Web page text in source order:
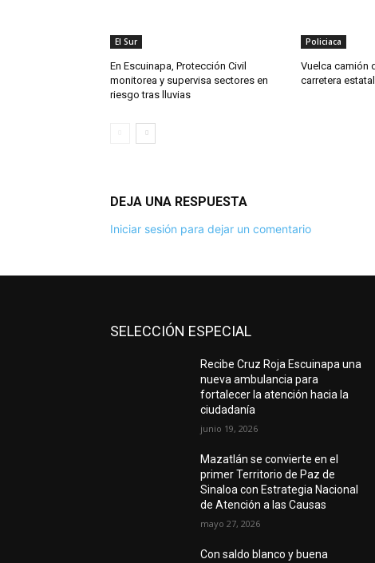
El Sur
En Escuinapa, Protección Civil
monitorea y supervisa sectores en
riesgo tras lluvias
Policiaca
Vuelca camión
carretera
DEJA UNA RESPUESTA
Iniciar sesión para dejar un comentario
SELECCIÓN ESPECIAL
Recibe Cruz Roja Escuinapa una
nueva ambulancia para
fortalecer la atención hacia la
ciudadanía
junio 19, 2026
Mazatlán se convierte en el
primer Territorio de Paz de
Sinaloa con Estrategia Nacional
de Atención a las Causas
mayo 27, 2026
Con saldo blanco y buena